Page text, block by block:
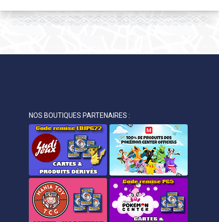
NOS BOUTIQUES PARTENAIRES :